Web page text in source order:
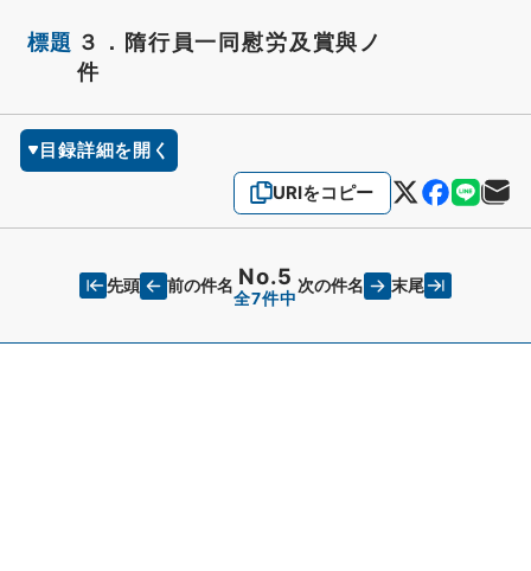
標題 ３．隋行員一同慰労及賞與ノ
件
目録詳細を開く
URIをコピー
先頭 前の件名 No.5
全7件中
次の件名 末尾